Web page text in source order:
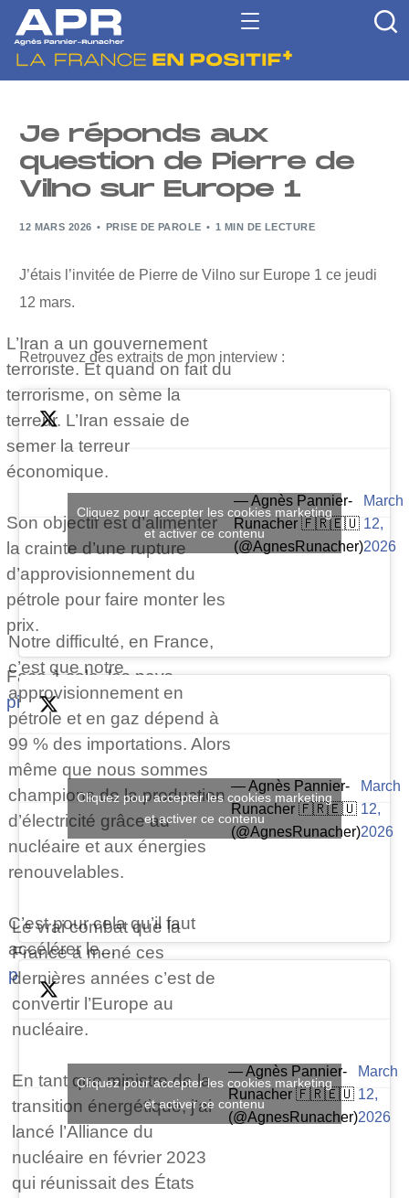
Je réponds aux
question de Pierre de
Vilno sur Europe 1
12 MARS 2026 PRISE DE PAROLE 1 MIN DE LECTURE
J’étais l’invitée de Pierre de Vilno sur Europe 1 ce jeudi
12 mars.
Retrouvez des extraits de mon interview :
L’Iran a un gouvernement
terroriste. Et quand on fait du
terrorisme, on sème la
terreur. L’Iran essaie de
semer la terreur
économique.
Son objectif est d’alimenter
la crainte d’une rupture
d’approvisionnement du
pétrole pour faire monter les
prix.
Face à cela, les pays…
pic.twitter.com/vd6U1MRnnR
— Agnès Pannier-
Runacher 🇫🇷🇪🇺
(@AgnesRunacher)
March
12,
2026
Cliquez pour accepter les cookies marketing
et activer ce contenu
Notre difficulté, en France,
c’est que notre
approvisionnement en
pétrole et en gaz dépend à
99 % des importations. Alors
même que nous sommes
champions de la production
d’électricité grâce au
nucléaire et aux énergies
renouvelables.
C’est pour cela qu’il faut
accélérer le…
pic.twitter.com/puP4EtmSOk
— Agnès Pannier-
Runacher 🇫🇷🇪🇺
(@AgnesRunacher)
March
12,
2026
Cliquez pour accepter les cookies marketing
et activer ce contenu
Le vrai combat que la
France a mené ces
dernières années c’est de
convertir l’Europe au
nucléaire.
En tant que ministre de la
transition énergétique, j’ai
lancé l’Alliance du
nucléaire en février 2023
qui réunissait des États
— Agnès Pannier-
Runacher 🇫🇷🇪🇺
(@AgnesRunacher)
March
12,
2026
Cliquez pour accepter les cookies marketing
et activer ce contenu